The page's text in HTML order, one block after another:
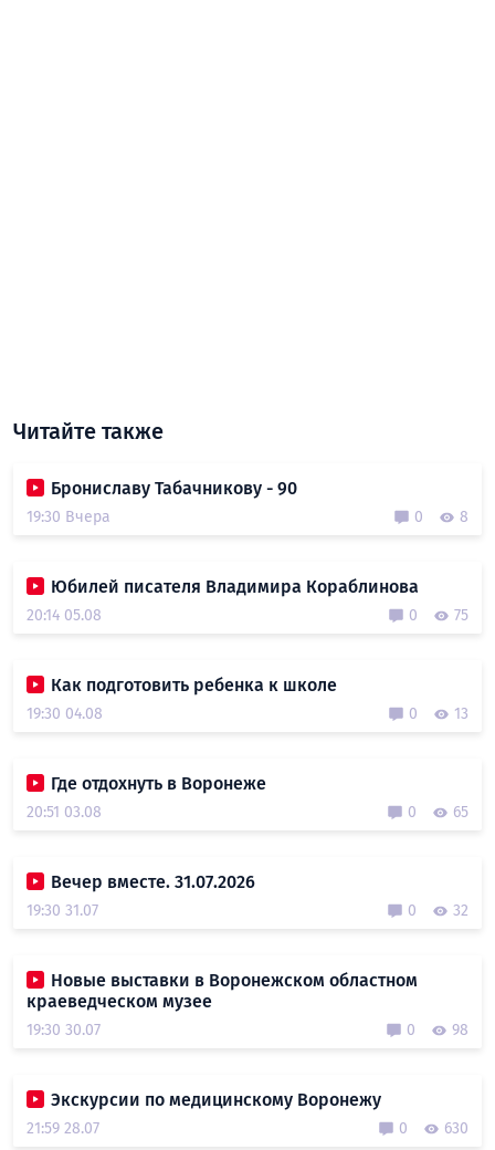
Читайте также
Брониславу Табачникову - 90
19:30 Вчера 0 8
Юбилей писателя Владимира Кораблинова
20:14 05.08 0 75
Как подготовить ребенка к школе
19:30 04.08 0 13
Где отдохнуть в Воронеже
20:51 03.08 0 65
Вечер вместе. 31.07.2026
19:30 31.07 0 32
Новые выставки в Воронежском областном
краеведческом музее
19:30 30.07 0 98
Экскурсии по медицинскому Воронежу
21:59 28.07 0 630